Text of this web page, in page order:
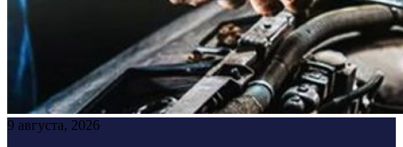
9 августа, 2026